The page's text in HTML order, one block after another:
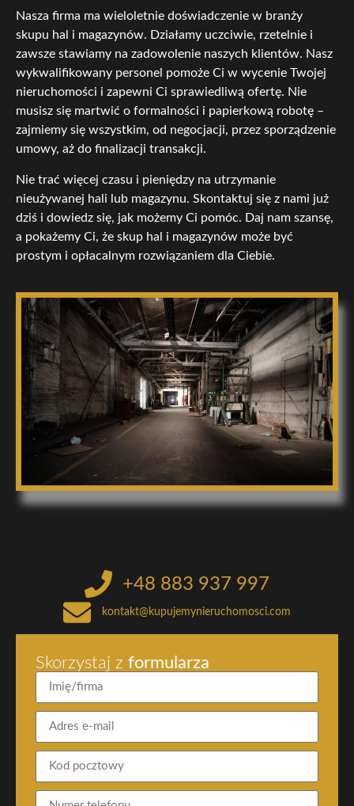
Nasza firma ma wieloletnie doświadczenie w branży
skupu hal i magazynów. Działamy uczciwie, rzetelnie i
zawsze stawiamy na zadowolenie naszych klientów. Nasz
wykwalifikowany personel pomoże Ci w wycenie Twojej
nieruchomości i zapewni Ci sprawiedliwą ofertę. Nie
musisz się martwić o formalności i papierkową robotę –
zajmiemy się wszystkim, od negocjacji, przez sporządzenie
umowy, aż do finalizacji transakcji.
Nie trać więcej czasu i pieniędzy na utrzymanie
nieużywanej hali lub magazynu. Skontaktuj się z nami już
dziś i dowiedz się, jak możemy Ci pomóc. Daj nam szansę,
a pokażemy Ci, że skup hal i magazynów może być
prostym i opłacalnym rozwiązaniem dla Ciebie.
+48 883 937 997
kontakt@kupujemynieruchomosci.com
Skorzystaj z formularza